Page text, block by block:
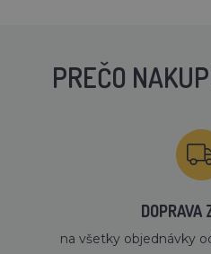
PREČO
DOPRAVA
na všetky objednávky